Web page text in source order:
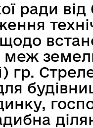
ради
гр.